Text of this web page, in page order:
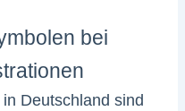
bei
Deutschland sind